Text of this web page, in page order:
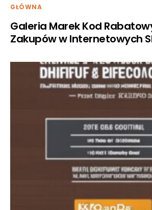
GŁÓWNA
Galeria Marek Kod
Zakupów w Internetowych